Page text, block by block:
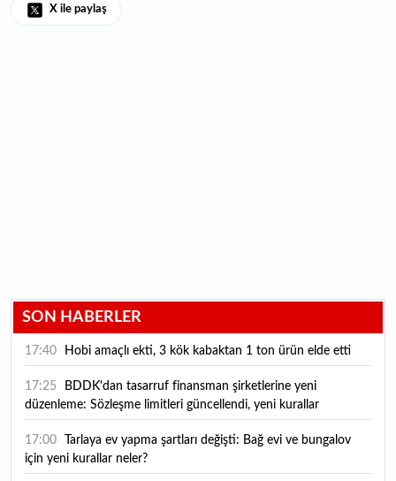
X ile paylaş
SON HABERLER
17:40 Hobi amaçlı ekti, 3 kök kabaktan 1 ton ürün elde etti
17:25
düzenleme: Sözleşme limitleri güncellendi, yeni kurallar
yürürlüğe girdi
17:00
için yeni kurallar neler?